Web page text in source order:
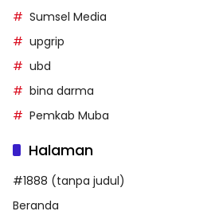
Sumsel Media
upgrip
ubd
bina darma
Pemkab Muba
Halaman
#1888 (tanpa judul)
Beranda